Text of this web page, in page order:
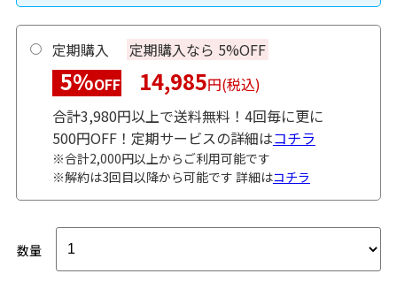
定期購入 定期購入なら 5%OFF
5%OFF 14,985円(税込)
合計3,980円以上で送料無料！4回毎に更に
500円OFF！定期サービスの詳細はコチラ
※合計2,000円以上からご利用可能です
※解約は3回目以降から可能です 詳細はコチラ
数量